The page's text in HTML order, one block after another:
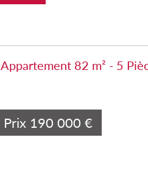
Appartement 82 m² - 5
Prix 190 000 €